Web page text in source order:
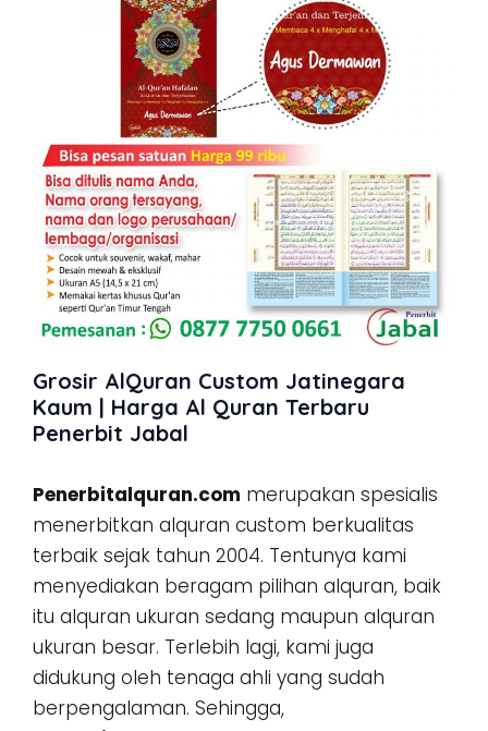
Grosir AlQuran Custom Jatinegara
Kaum | Harga Al Quran Terbaru
Penerbit Jabal
Penerbitalquran.com merupakan spesialis
menerbitkan alquran custom berkualitas
terbaik sejak tahun 2004. Tentunya kami
menyediakan beragam pilihan alquran, baik
itu alquran ukuran sedang maupun alquran
ukuran besar. Terlebih lagi, kami juga
didukung oleh tenaga ahli yang sudah
berpengalaman. Sehingga,